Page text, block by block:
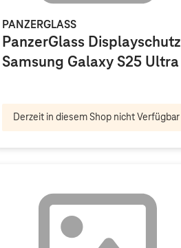
PANZERGLASS
PanzerGlass Displayschutz
Samsung Galaxy S25 Ultra
Derzeit in diesem Shop nicht Verfügbar